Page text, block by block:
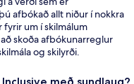
afbókað allt niður í nokkra
um í skilmálum
skoða afbókunarreglur
og skilyrði.